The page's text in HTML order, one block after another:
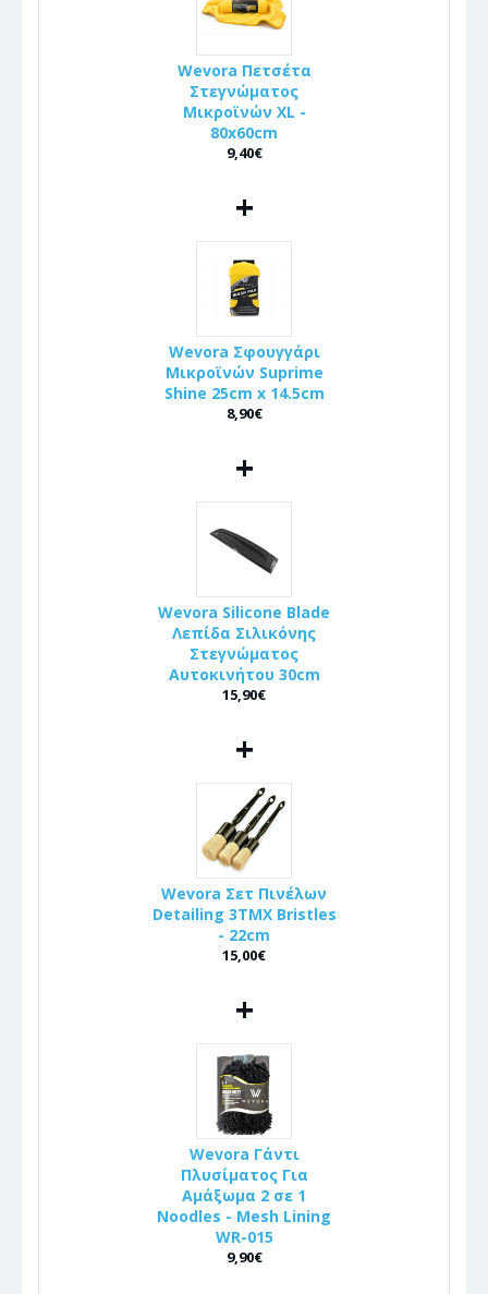
Wevora Πετσέτα
Στεγνώματος
Μικροϊνών XL -
80x60cm
9,40€
+
Wevora Σφουγγάρι
Μικροϊνών Suprime
Shine 25cm x 14.5cm
8,90€
+
Wevora Silicone Blade
Λεπίδα Σιλικόνης
Στεγνώματος
Αυτοκινήτου 30cm
15,90€
+
Wevora Σετ Πινέλων
Detailing 3ΤΜΧ Bristles
- 22cm
15,00€
+
Wevora Γάντι
Πλυσίματος Για
Αμάξωμα 2 σε 1
Noodles - Mesh Lining
WR-015
9,90€